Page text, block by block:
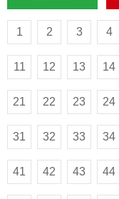
1 2 3 4
11 12 13 14
21 22 23 24
31 32 33 34
41 42 43 44